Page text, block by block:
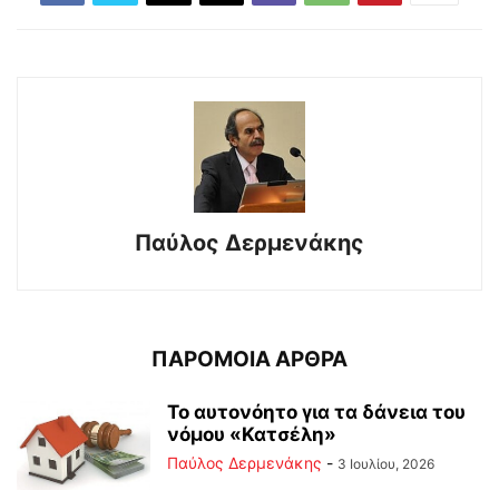
Παύλος Δερμενάκης
ΠΑΡΟΜΟΙΑ ΑΡΘΡΑ
Το αυτονόητο για τα δάνεια του
νόμου «Κατσέλη»
Παύλος Δερμενάκης - 3 Ιουλίου, 2026